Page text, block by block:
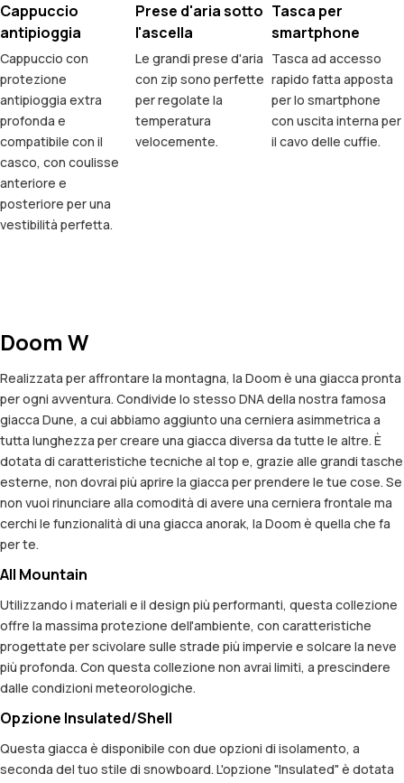
Cappuccio
antipioggia
Cappuccio con
protezione
antipioggia extra
profonda e
compatibile con il
casco, con coulisse
anteriore e
posteriore per una
vestibilità perfetta.
Prese d'aria sotto
l'ascella
Le grandi prese d'aria
con zip sono perfette
per regolate la
temperatura
velocemente.
Tasca per
smartphone
Tasca ad accesso
rapido fatta apposta
per lo smartphone
con uscita interna per
il cavo delle cuffie.
Doom W
Realizzata per affrontare la montagna, la Doom è una giacca pronta
per ogni avventura. Condivide lo stesso DNA della nostra famosa
giacca Dune, a cui abbiamo aggiunto una cerniera asimmetrica a
tutta lunghezza per creare una giacca diversa da tutte le altre. È
dotata di caratteristiche tecniche al top e, grazie alle grandi tasche
esterne, non dovrai più aprire la giacca per prendere le tue cose. Se
non vuoi rinunciare alla comodità di avere una cerniera frontale ma
cerchi le funzionalità di una giacca anorak, la Doom è quella che fa
per te.
All Mountain
Utilizzando i materiali e il design più performanti, questa collezione
offre la massima protezione dell'ambiente, con caratteristiche
progettate per scivolare sulle strade più impervie e solcare la neve
più profonda. Con questa collezione non avrai limiti, a prescindere
dalle condizioni meteorologiche.
Opzione Insulated/Shell
Questa giacca è disponibile con due opzioni di isolamento, a
seconda del tuo stile di snowboard. L'opzione "Insulated" è dotata